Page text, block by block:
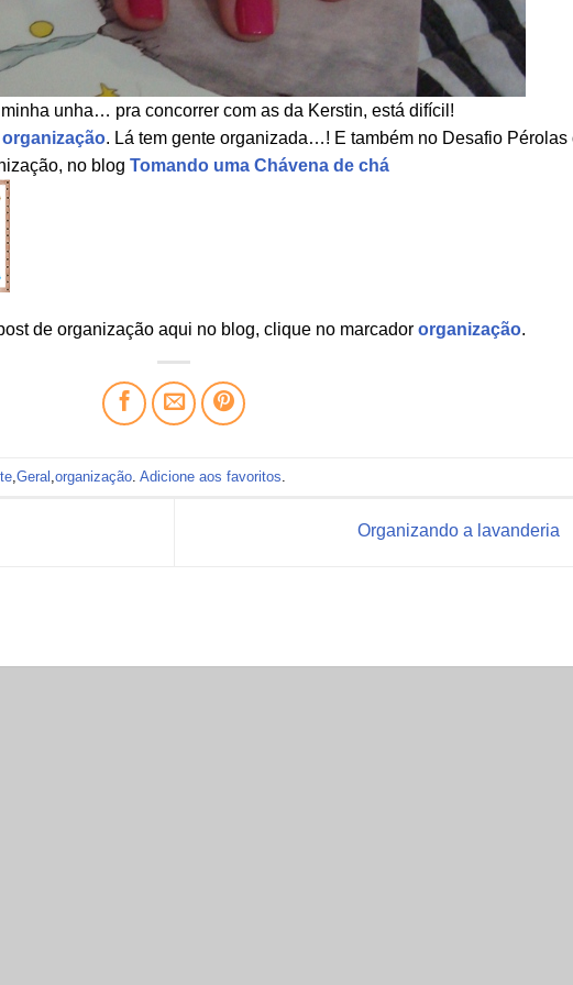
unha… pra concorrer com as da Kerstin, está difícil!
organização. Lá tem gente organizada…! E também no Desafio Pérolas
no blogTomando uma Chávena de chá
de organização aqui no blog, clique no marcadororganização.
Geral organização Adicione aos favoritos
Organizando a lavanderia